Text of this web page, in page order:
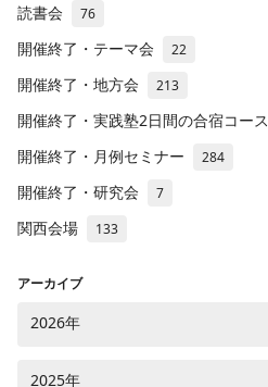
読書会 76
開催終了・テーマ会 22
開催終了・地方会 213
開催終了・実践塾2日間の合宿コース
開催終了・月例セミナー 284
開催終了・研究会 7
関西会場 133
アーカイブ
2026年
2025年